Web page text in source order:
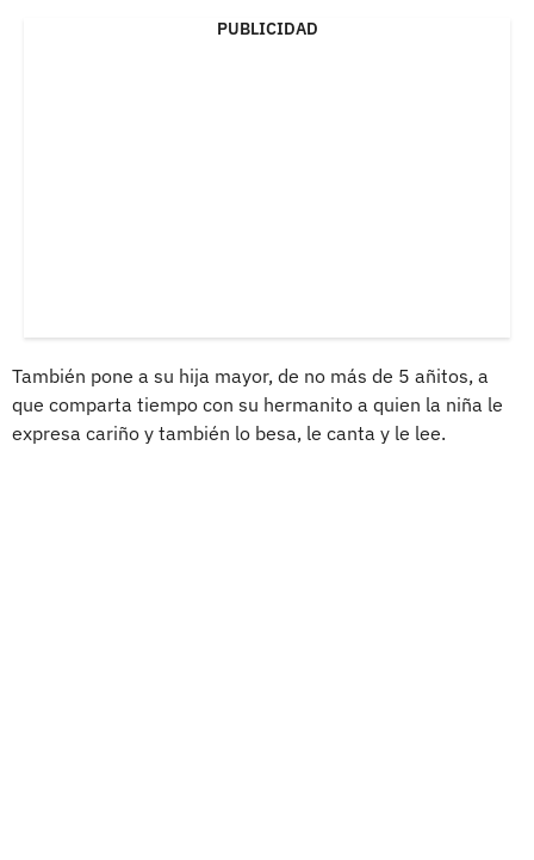
PUBLICIDAD
También pone a su hija mayor, de no más de 5 añitos, a
que comparta tiempo con su hermanito a quien la niña le
expresa cariño y también lo besa, le canta y le lee.